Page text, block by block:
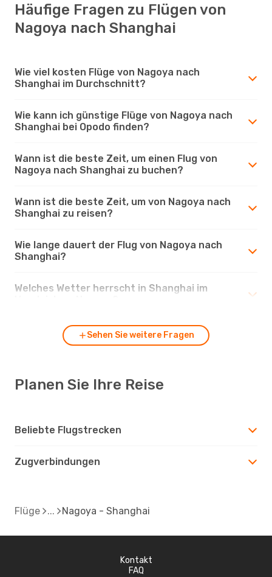
Häufige Fragen zu Flügen von
Nagoya nach Shanghai
Wie viel kosten Flüge von Nagoya nach
Shanghai im Durchschnitt?
Wie kann ich günstige Flüge von Nagoya nach
Shanghai bei Opodo finden?
Wann ist die beste Zeit, um einen Flug von
Nagoya nach Shanghai zu buchen?
Wann ist die beste Zeit, um von Nagoya nach
Shanghai zu reisen?
Wie lange dauert der Flug von Nagoya nach
Shanghai?
Welches Wetter herrscht in Shanghai im
Sehen Sie weitere Fragen
Planen Sie Ihre Reise
Beliebte Flugstrecken
Zugverbindungen
Flüge Nagoya - Shanghai
Kontakt
FAQ